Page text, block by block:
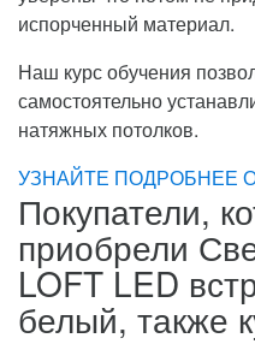
испорченный материал.
Наш курс обучения
самостоятельно
натяжных потолков.
УЗНАЙТЕ ПОДРОБНЕЕ
Покупатели,
приобрели
LOFT LED
белый, также